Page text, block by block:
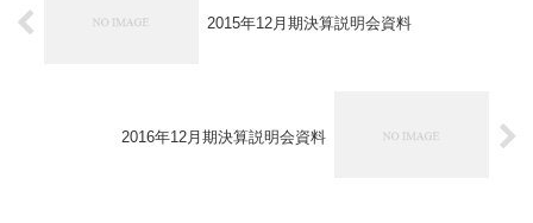
2015年12月期決算説明会資料
2016年12月期決算説明会資料